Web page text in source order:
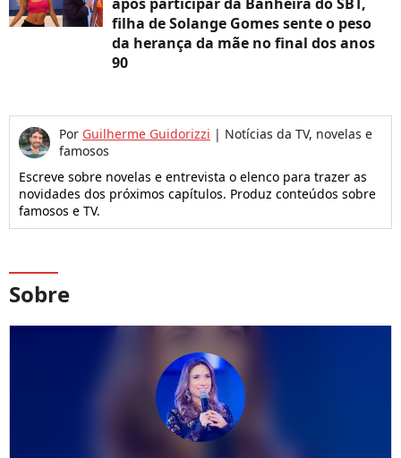
filha de Solange Gomes sente o peso
da herança da mãe no final dos anos
90
Por Guilherme Guidorizzi | Notícias da TV, novelas e
famosos
Escreve sobre novelas e entrevista o elenco para trazer as
novidades dos próximos capítulos. Produz conteúdos sobre
famosos e TV.
Sobre